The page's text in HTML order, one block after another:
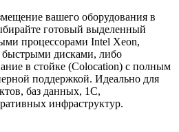
вашего оборудования в
готовый выделенный
процессорами Intel Xeon,
дисками, либо
в стойке (Colocation) с полным
поддержкой. Идеально для
баз данных, 1С,
инфраструктур.